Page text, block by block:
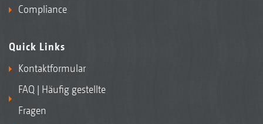
Compliance
Quick Links
Kontaktformular
FAQ | Häufig gestellte
Fragen